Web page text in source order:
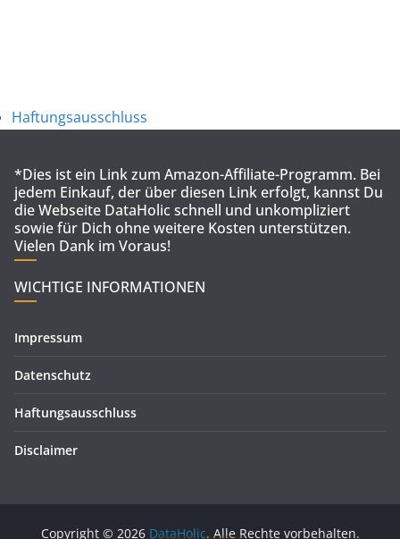
Haftungsausschluss
*Dies ist ein Link zum Amazon-Affiliate-Programm. Bei
jedem Einkauf, der über diesen Link erfolgt, kannst Du
die Webseite DataHolic schnell und unkompliziert
sowie für Dich ohne weitere Kosten unterstützen.
Vielen Dank im Voraus!
WICHTIGE INFORMATIONEN
Impressum
Datenschutz
Haftungsausschluss
Disclaimer
Copyright © 2026 DataHolic. Alle Rechte vorbehalten.